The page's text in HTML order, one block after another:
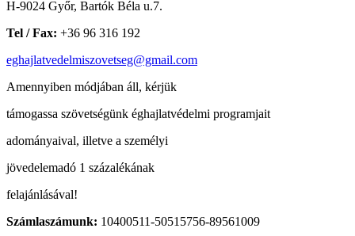
H-9024 Győr, Bartók Béla u.7.
Tel / Fax: +36 96 316 192
eghajlatvedelmiszovetseg@gmail.com
Amennyiben módjában áll, kérjük
támogassa szövetségünk éghajlatvédelmi programjait
adományaival, illetve a személyi
jövedelemadó 1 százalékának
felajánlásával!
Számlaszámunk: 10400511-50515756-89561009